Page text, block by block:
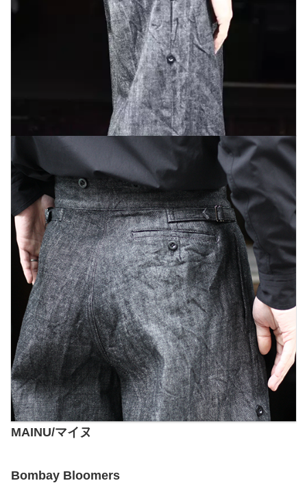
MAINU/マイヌ
Bombay Bloomers